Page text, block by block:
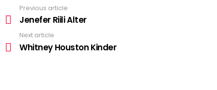
more
Previous article
Jenefer Riili Alter
Next article
Whitney Houston Kinder